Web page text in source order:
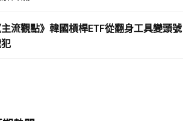
主流觀點》韓國槓桿ETF從翻身工具變頭號